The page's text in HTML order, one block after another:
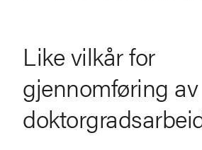
Like vilkår for
gjennomføring av